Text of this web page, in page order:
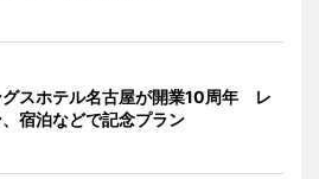
グスホテル名古屋が開業10周年 レ
宿泊などで記念プラン